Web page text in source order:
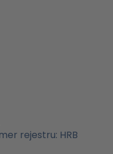
rejestru: HRB